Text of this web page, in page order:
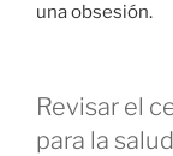
una obsesión.
Revisar el
para la